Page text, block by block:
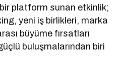
bir platform sunan etkinlik;
yeni iş birlikleri, marka
büyüme fırsatları
buluşmalarından biri